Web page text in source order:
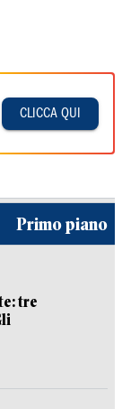
CLICCA QUI
Primo piano
tre